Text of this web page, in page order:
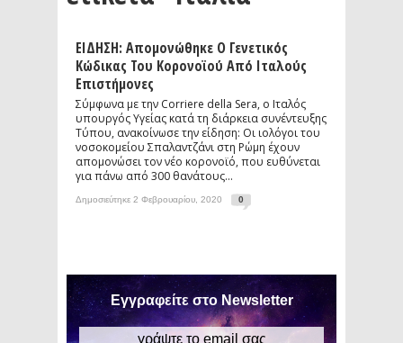
ΕΙΔΗΣΗ: Απομονώθηκε Ο Γενετικός
Κώδικας Του Κορονοϊού Από Ιταλούς
Επιστήμονες
Σύμφωνα με την Corriere della Sera, ο Ιταλός
υπουργός Υγείας κατά τη διάρκεια συνέντευξης
Τύπου, ανακοίνωσε την είδηση: Οι ιολόγοι του
νοσοκομείου Σπαλαντζάνι στη Ρώμη έχουν
απομονώσει τον νέο κορονοϊό, που ευθύνεται
για πάνω από 300 θανάτους...
Δημοσιεύτηκε 2 Φεβρουαρίου, 2020 0
Εγγραφείτε στο Newsletter